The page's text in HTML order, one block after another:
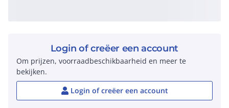
Login of creëer een account
Om prijzen, voorraadbeschikbaarheid en meer te
bekijken.
Login of creëer een account